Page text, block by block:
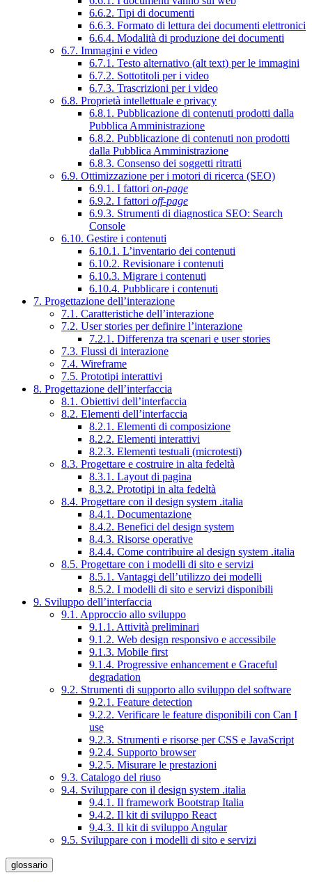
6.6.2. Tipi di documenti
6.6.3. Formato di lettura dei documenti elettronici
6.6.4. Modalità di produzione dei documenti
6.7. Immagini e video
6.7.1. Testo alternativo (alt text) per le immagini
6.7.2. Sottotitoli per i video
6.7.3. Trascrizioni per i video
6.8. Proprietà intellettuale e privacy
6.8.1. Pubblicazione di contenuti prodotti dalla
Pubblica Amministrazione
6.8.2. Pubblicazione di contenuti non prodotti
dalla Pubblica Amministrazione
6.8.3. Consenso dei soggetti ritratti
6.9. Ottimizzazione per i motori di ricerca (SEO)
6.9.1. I fattori on-page
6.9.2. I fattori off-page
6.9.3. Strumenti di diagnostica SEO: Search
Console
6.10. Gestire i contenuti
6.10.1. L’inventario dei contenuti
6.10.2. Revisionare i contenuti
6.10.3. Migrare i contenuti
6.10.4. Pubblicare i contenuti
7. Progettazione dell’interazione
7.1. Caratteristiche dell’interazione
7.2. User stories per definire l’interazione
7.2.1. Differenza tra scenari e user stories
7.3. Flussi di interazione
7.4. Wireframe
7.5. Prototipi interattivi
8. Progettazione dell’interfaccia
8.1. Obiettivi dell’interfaccia
8.2. Elementi dell’interfaccia
8.2.1. Elementi di composizione
8.2.2. Elementi interattivi
8.2.3. Elementi testuali (microtesti)
8.3. Progettare e costruire in alta fedeltà
8.3.1. Layout di pagina
8.3.2. Prototipi in alta fedeltà
8.4. Progettare con il design system .italia
8.4.1. Documentazione
8.4.2. Benefici del design system
8.4.3. Risorse operative
8.4.4. Come contribuire al design system .italia
8.5. Progettare con i modelli di sito e servizi
8.5.1. Vantaggi dell’utilizzo dei modelli
8.5.2. I modelli di sito e servizi disponibili
9. Sviluppo dell’interfaccia
9.1. Approccio allo sviluppo
9.1.1. Attività preliminari
9.1.2. Web design responsivo e accessibile
9.1.3. Mobile first
9.1.4. Progressive enhancement e Graceful
degradation
9.2. Strumenti di supporto allo sviluppo del software
9.2.1. Feature detection
9.2.2. Verificare le feature disponibili con Can I
use
9.2.3. Strumenti e risorse per CSS e JavaScript
9.2.4. Supporto browser
9.2.5. Misurare le prestazioni
9.3. Catalogo del riuso
9.4. Sviluppare con il design system .italia
9.4.1. Il framework Bootstrap Italia
9.4.2. Il kit di sviluppo React
9.4.3. Il kit di sviluppo Angular
9.5. Sviluppare con i modelli di sito e servizi
glossario